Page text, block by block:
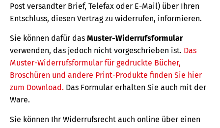
Post versandter Brief, Telefax oder E-Mail) über Ihren
Entschluss, diesen Vertrag zu widerrufen, informieren.
Sie können dafür das Muster-Widerrufsformular
verwenden, das jedoch nicht vorgeschrieben ist. Das
Muster-Widerrufsformular für gedruckte Bücher,
Broschüren und andere Print-Produkte finden Sie hier
zum Download. Das Formular erhalten Sie auch mit der
Ware.
Sie können Ihr Widerrufsrecht auch online über einen